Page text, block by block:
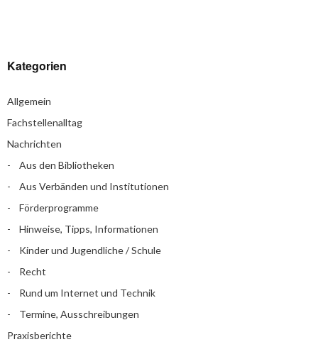
Kategorien
Allgemein
Fachstellenalltag
Nachrichten
Aus den Bibliotheken
Aus Verbänden und Institutionen
Förderprogramme
Hinweise, Tipps, Informationen
Kinder und Jugendliche / Schule
Recht
Rund um Internet und Technik
Termine, Ausschreibungen
Praxisberichte